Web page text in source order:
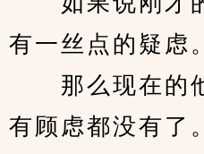
有一丝点的疑虑。
那么现在的他
有顾虑都没有了。